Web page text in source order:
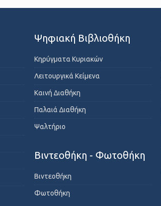
Ψηφιακή Βιβλιοθήκη
Κηρύγματα Κυριακών
Λειτουργικά Κείμενα
Καινή Διαθήκη
Παλαιά Διαθήκη
Ψαλτήριο
Βιντεοθήκη - Φωτοθήκη
Βιντεοθήκη
Φωτοθήκη